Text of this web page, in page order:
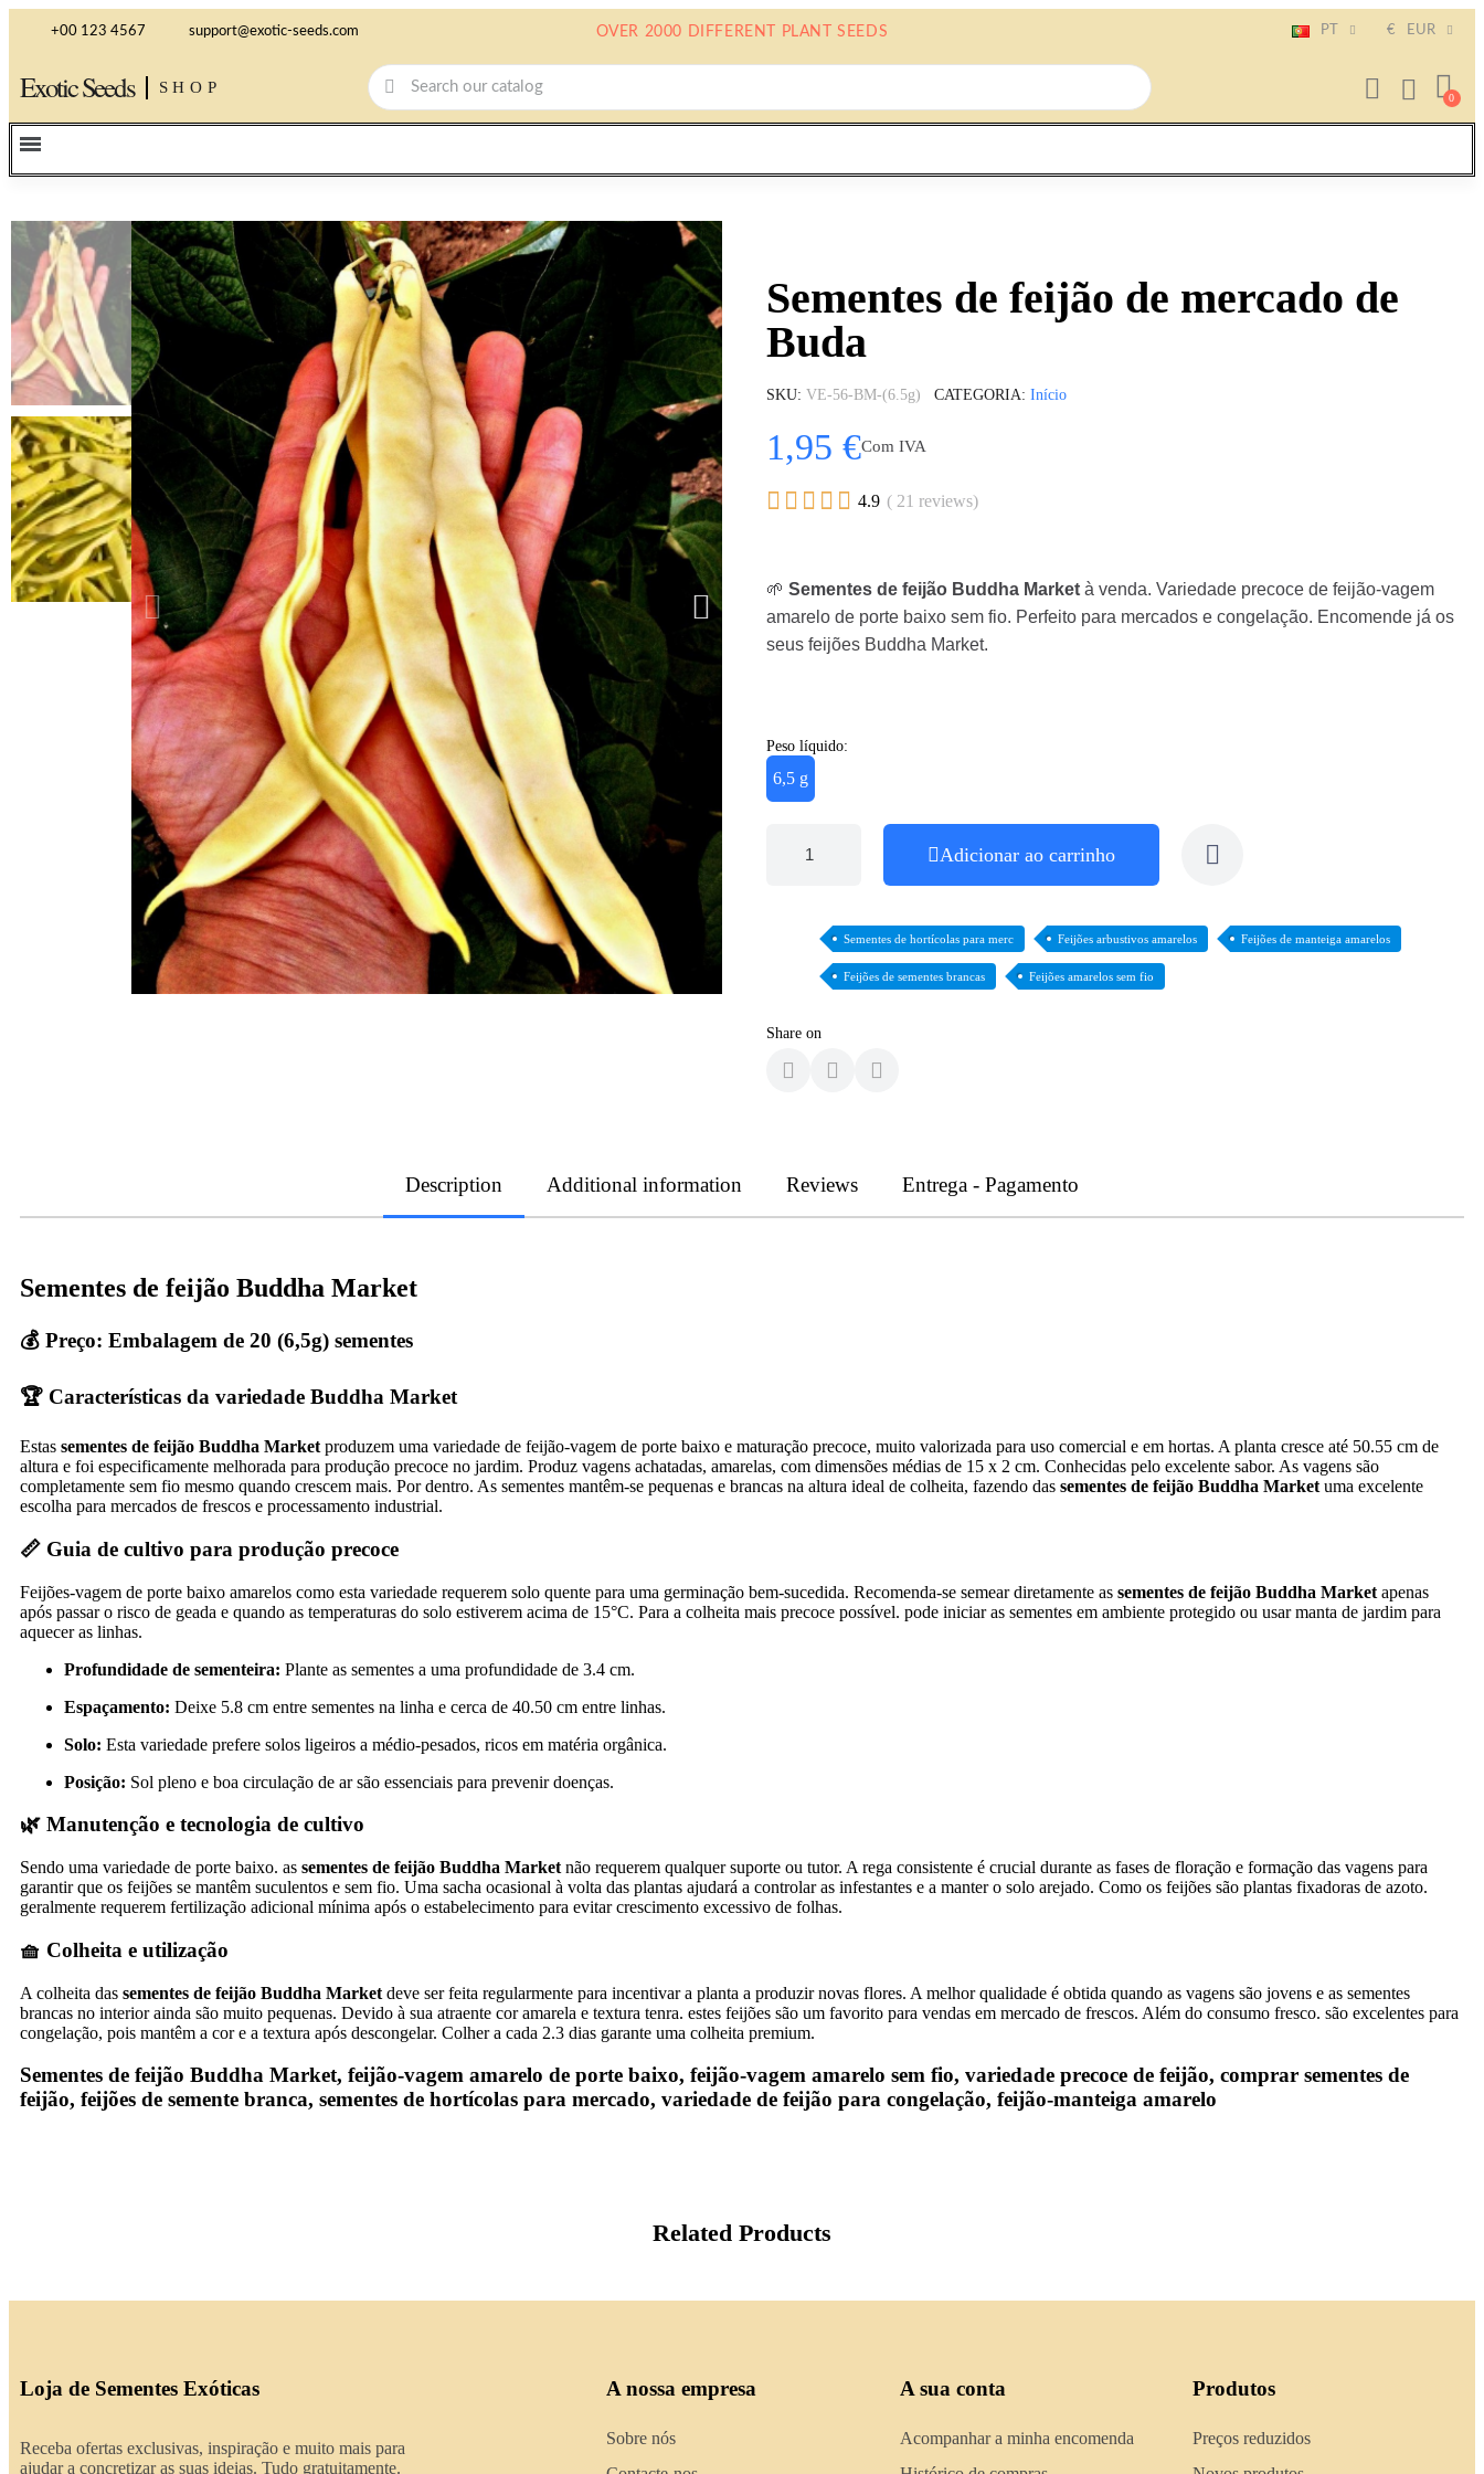
+00 123 4567 support@exotic-seeds.com OVER 2000 DIFFERENT PLANT SEEDS PT € EUR
Exotic Seeds SHOP
Sementes de feijão de mercado de
Buda
SKU VE-56-BM-(6.5g) CATEGORIA Início
1,95 €Com IVA
     4.9 ( 21 reviews)
🌱 Sementes de feijão Buddha Market à venda. Variedade precoce de feijão‑vagem
amarelo de porte baixo sem fio. Perfeito para mercados e congelação. Encomende já os
seus feijões Buddha Market.
Peso líquido:
6,5 g
Adicionar ao carrinho
Sementes de hortícolas para merc Feijões arbustivos amarelos Feijões de manteiga amarelos
Feijões de sementes brancas Feijões amarelos sem fio
Share on
Description Additional information Reviews Entrega - Pagamento
Sementes de feijão Buddha Market
💰 Preço: Embalagem de 20 (6,5g) sementes
🏆 Características da variedade Buddha Market
Estas sementes de feijão Buddha Market produzem uma variedade de feijão‑vagem de porte baixo e maturação precoce, muito valorizada para uso comercial e em hortas. A planta cresce até 50.55 cm de
altura e foi especificamente melhorada para produção precoce no jardim. Produz vagens achatadas, amarelas, com dimensões médias de 15 x 2 cm. Conhecidas pelo excelente sabor. As vagens são
completamente sem fio mesmo quando crescem mais. Por dentro. As sementes mantêm-se pequenas e brancas na altura ideal de colheita, fazendo das sementes de feijão Buddha Market uma excelente
escolha para mercados de frescos e processamento industrial.
📏 Guia de cultivo para produção precoce
Feijões‑vagem de porte baixo amarelos como esta variedade requerem solo quente para uma germinação bem-sucedida. Recomenda-se semear diretamente as sementes de feijão Buddha Market apenas
após passar o risco de geada e quando as temperaturas do solo estiverem acima de 15°C. Para a colheita mais precoce possível. pode iniciar as sementes em ambiente protegido ou usar manta de jardim para
aquecer as linhas.
Profundidade de sementeira: Plante as sementes a uma profundidade de 3.4 cm.
Espaçamento: Deixe 5.8 cm entre sementes na linha e cerca de 40.50 cm entre linhas.
Solo: Esta variedade prefere solos ligeiros a médio‑pesados, ricos em matéria orgânica.
Posição: Sol pleno e boa circulação de ar são essenciais para prevenir doenças.
🌿 Manutenção e tecnologia de cultivo
Sendo uma variedade de porte baixo. as sementes de feijão Buddha Market não requerem qualquer suporte ou tutor. A rega consistente é crucial durante as fases de floração e formação das vagens para
garantir que os feijões se mantêm suculentos e sem fio. Uma sacha ocasional à volta das plantas ajudará a controlar as infestantes e a manter o solo arejado. Como os feijões são plantas fixadoras de azoto.
geralmente requerem fertilização adicional mínima após o estabelecimento para evitar crescimento excessivo de folhas.
🧺 Colheita e utilização
A colheita das sementes de feijão Buddha Market deve ser feita regularmente para incentivar a planta a produzir novas flores. A melhor qualidade é obtida quando as vagens são jovens e as sementes
brancas no interior ainda são muito pequenas. Devido à sua atraente cor amarela e textura tenra. estes feijões são um favorito para vendas em mercado de frescos. Além do consumo fresco. são excelentes para
congelação, pois mantêm a cor e a textura após descongelar. Colher a cada 2.3 dias garante uma colheita premium.
Sementes de feijão Buddha Market, feijão‑vagem amarelo de porte baixo, feijão‑vagem amarelo sem fio, variedade precoce de feijão, comprar sementes de
feijão, feijões de semente branca, sementes de hortícolas para mercado, variedade de feijão para congelação, feijão‑manteiga amarelo
Related Products
Loja de Sementes Exóticas
Receba ofertas exclusivas, inspiração e muito mais para
ajudar a concretizar as suas ideias. Tudo gratuitamente.
A nossa empresa
Sobre nós
A sua conta
Acompanhar a minha encomenda
Produtos
Preços reduzidos